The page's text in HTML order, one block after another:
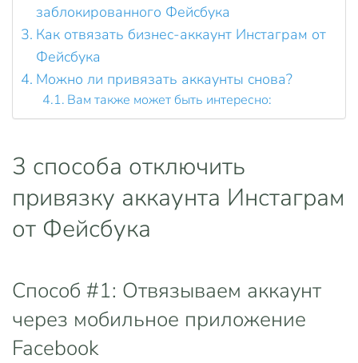
заблокированного Фейсбука
Как отвязать бизнес-аккаунт Инстаграм от
Фейсбука
Можно ли привязать аккаунты снова?
Вам также может быть интересно:
3 способа отключить
привязку аккаунта Инстаграм
от Фейсбука
Способ #1: Отвязываем аккаунт
через мобильное приложение
Facebook